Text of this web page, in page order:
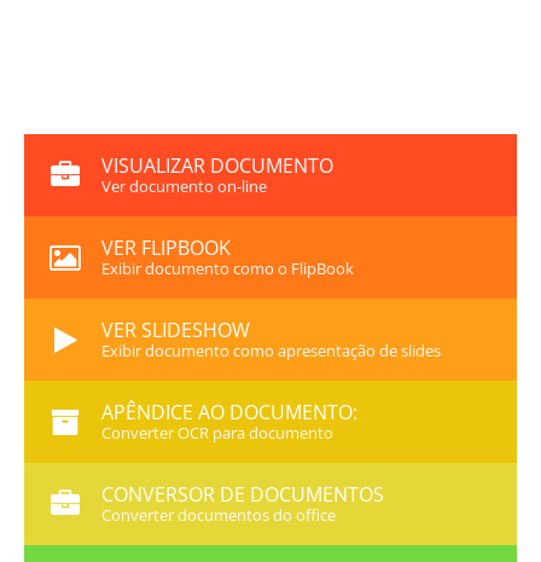
VISUALIZAR DOCUMENTO
Ver documento on-line
VER FLIPBOOK
Exibir documento como o FlipBook
VER SLIDESHOW
Exibir documento como apresentação de slides
APÊNDICE AO DOCUMENTO:
Converter OCR para documento
CONVERSOR DE DOCUMENTOS
Converter documentos do office